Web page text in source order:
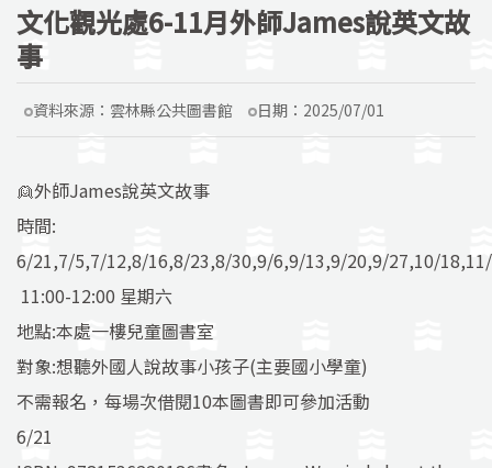
文化觀光處6-11月外師James說英文故
事
資料來源： 雲林縣公共圖書館 日期： 2025/07/01
👱外師James說英文故事
時間:
6/21,7/5,7/12,8/16,8/23,8/30,9/6,9/13,9/20,9/27,10/
11:00-12:00 星期六
地點:本處一樓兒童圖書室
對象:想聽外國人說故事小孩子(主要國小學童)
不需報名，每場次借閱10本圖書即可參加活動
6/21